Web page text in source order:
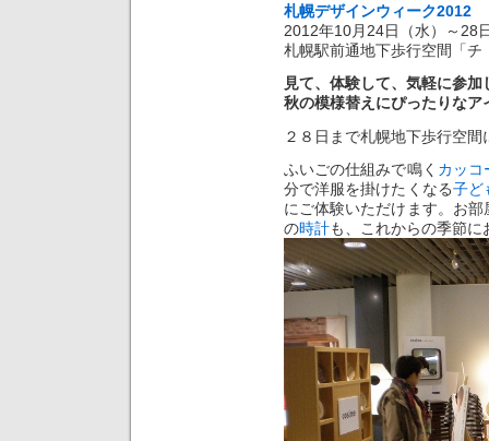
札幌デザインウィーク2012
2012年10月24日（水）～28
札幌駅前通地下歩行空間「チ
見て、体験して、気軽に参
秋の模様替えにぴったりな
２８日まで札幌地下歩行空
ふいごの仕組みで鳴く カッコ
分で洋服を掛けたくなる子ど
にご体験いただけます。お
の時計も、これからの季節に